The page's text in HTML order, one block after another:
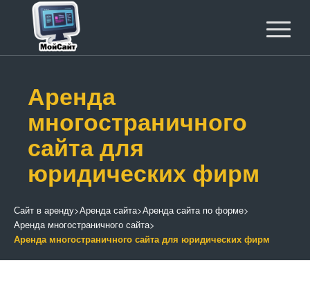
Аренда
многостраничного
сайта для
юридических фирм
Сайт в аренду>Аренда сайта>Аренда сайта по форме>
Аренда многостраничного сайта>
Аренда многостраничного сайта для юридических фирм